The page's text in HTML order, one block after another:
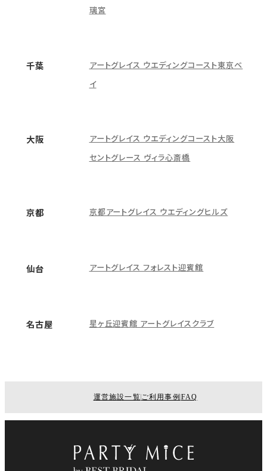
璃宮
千葉
アートグレイス ウエディングコースト東京ベ
イ
大阪
アートグレイス ウエディングコースト大阪
セントグレース ヴィラ心斎橋
京都 京都アートグレイス ウエディングヒルズ
仙台 アートグレイス フォレスト迎賓館
名古屋 星ヶ丘迎賓館 アートグレイスクラブ
運営施設一覧 ご利用事例 FAQ